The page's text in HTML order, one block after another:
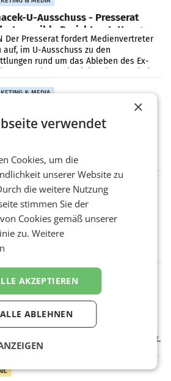
U-Ausschuss - Presserat
sensible Berichterstattung
Der Presserat fordert Medienvertreter
auf, im U-Ausschuss zu den
rund um das Ableben des Ex-
& MEDIA
Lederer wehrt sich in
SN gegen Vorwürfe
Themen beschäftigen derzeit den
Am Dienstag soll im Stiftungsrat über
neuen ORF-Chef Clemens Pig
Besetzungen für die
abgestimmt werden.
unterstützt Bewegte Kids
im Osten Österreichs
zum zweiten Mal begleitet Bipa das
Sommersportcamp „Bewegte
Während der Campwochen in den
Kinder sowie
verzeichnet solides
Quartal und steigert EBITDA
voestalpine-Konzern hat im 1. Quartal
2026/27 (1. April bis 30.
2026) ein solides Ergebnis erwirtschaftet.
stieg im Vergleich zur
×
verwendet
Cookies, um die
unserer Website zu
die weitere Nutzung
stimmen Sie der
Cookies gemäß unserer
zu.Weitere
AKZEPTIEREN
ALLE ABLEHNEN